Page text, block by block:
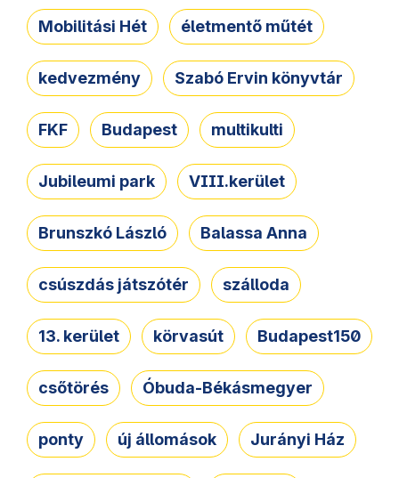
Mobilitási Hét életmentő műtét
kedvezmény Szabó Ervin könyvtár
FKF Budapest multikulti
Jubileumi park VIII.kerület
Brunszkó László Balassa Anna
csúszdás játszótér szálloda
13. kerület körvasút Budapest150
csőtörés Óbuda-Békásmegyer
ponty új állomások Jurányi Ház